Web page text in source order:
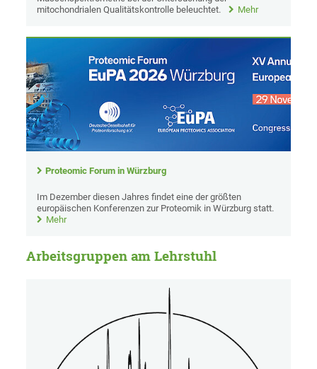
mitochondrialen Qualitätskontrolle beleuchtet.
Mehr
Proteomic Forum in Würzburg
Im Dezember diesen Jahres findet eine der größten
europäischen Konferenzen zur Proteomik in Würzburg statt.
Mehr
Arbeitsgruppen am Lehrstuhl